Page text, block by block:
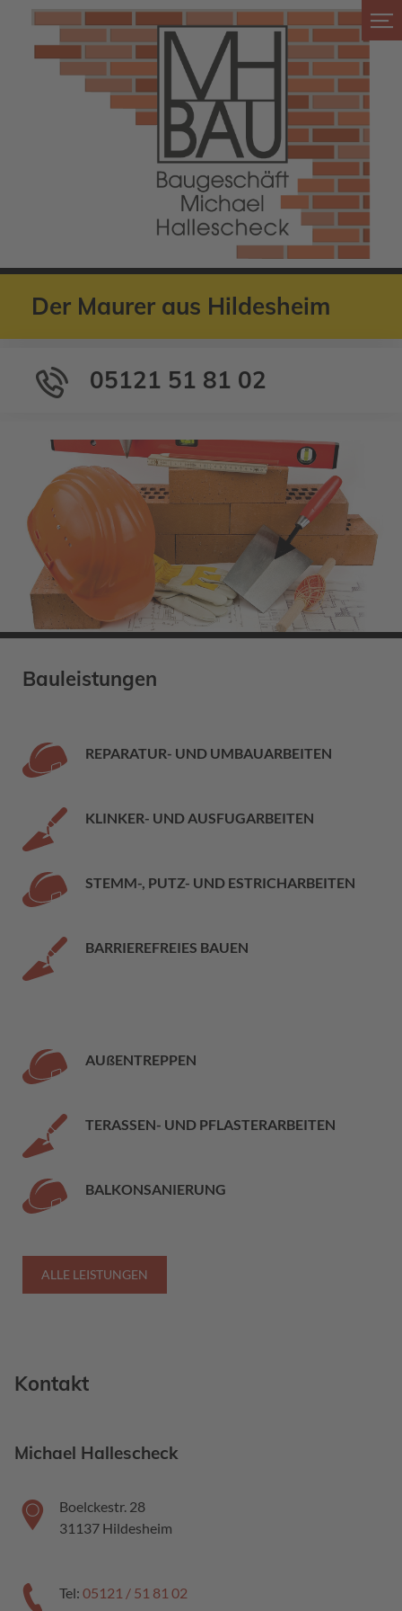
Der Maurer aus Hildesheim
05121 51 81 02
Bauleistungen
REPARATUR- UND UMBAUARBEITEN
KLINKER- UND AUSFUGARBEITEN
STEMM-, PUTZ- UND ESTRICHARBEITEN
BARRIEREFREIES BAUEN
AUßENTREPPEN
TERASSEN- UND PFLASTERARBEITEN
BALKONSANIERUNG
ALLE LEISTUNGEN
Kontakt
Michael Hallescheck
Boelckestr. 28
31137 Hildesheim
Tel: 05121 / 51 81 02